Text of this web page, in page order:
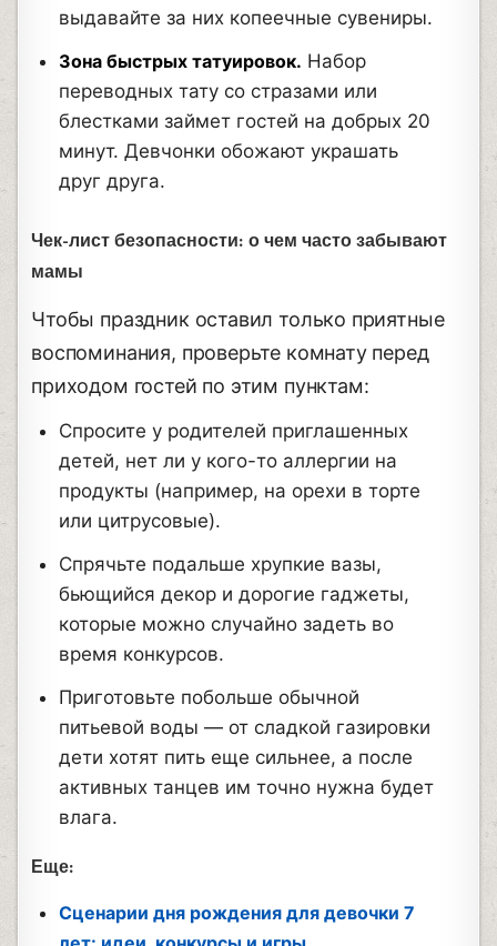
выдавайте за них копеечные сувениры.
Зона быстрых татуировок. Набор
переводных тату со стразами или
блестками займет гостей на добрых 20
минут. Девчонки обожают украшать
друг друга.
Чек-лист безопасности: о чем часто забывают
мамы
Чтобы праздник оставил только приятные
воспоминания, проверьте комнату перед
приходом гостей по этим пунктам:
Спросите у родителей приглашенных
детей, нет ли у кого-то аллергии на
продукты (например, на орехи в торте
или цитрусовые).
Спрячьте подальше хрупкие вазы,
бьющийся декор и дорогие гаджеты,
которые можно случайно задеть во
время конкурсов.
Приготовьте побольше обычной
питьевой воды — от сладкой газировки
дети хотят пить еще сильнее, а после
активных танцев им точно нужна будет
влага.
Еще:
Сценарии дня рождения для девочки 7